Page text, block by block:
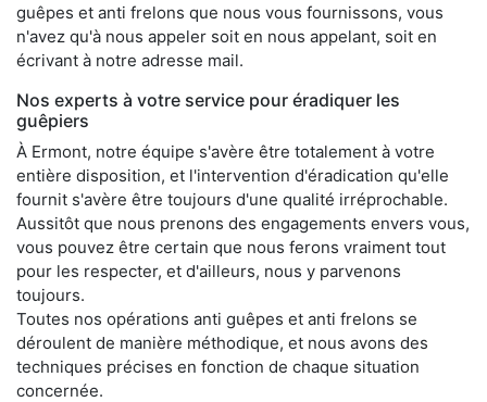
guêpes et anti frelons que nous vous fournissons, vous
n'avez qu'à nous appeler soit en nous appelant, soit en
écrivant à notre adresse mail.
Nos experts à votre service pour éradiquer les
guêpiers
À Ermont, notre équipe s'avère être totalement à votre
entière disposition, et l'intervention d'éradication qu'elle
fournit s'avère être toujours d'une qualité irréprochable.
Aussitôt que nous prenons des engagements envers vous,
vous pouvez être certain que nous ferons vraiment tout
pour les respecter, et d'ailleurs, nous y parvenons
toujours.
Toutes nos opérations anti guêpes et anti frelons se
déroulent de manière méthodique, et nous avons des
techniques précises en fonction de chaque situation
concernée.